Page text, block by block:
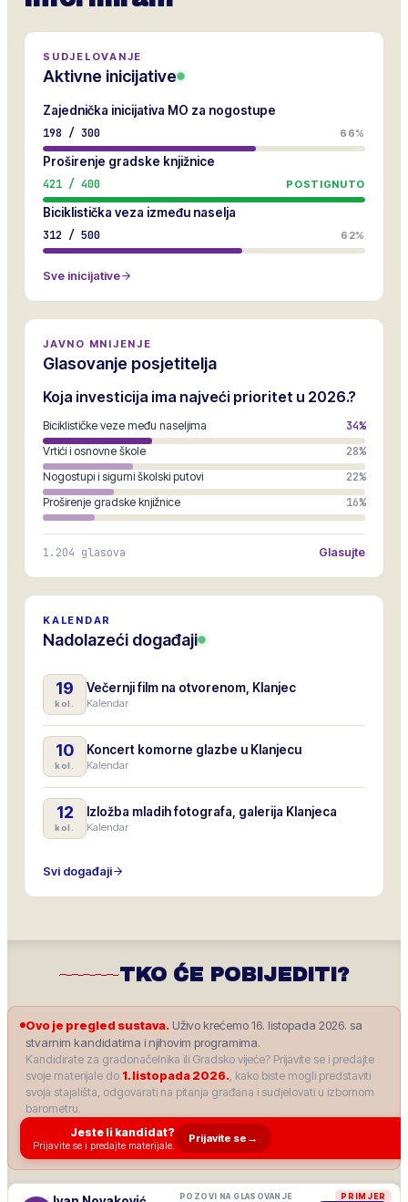
SUDJELOVANJE
Aktivne inicijative
Zajednička inicijativa MO za nogostupe
198 / 300 66%
Proširenje gradske knjižnice
421 / 400 POSTIGNUTO
Biciklistička veza između naselja
312 / 500 62%
Sve inicijative
JAVNO MNIJENJE
Glasovanje posjetitelja
Koja investicija ima najveći prioritet u 2026.?
Biciklističke veze među naseljima 34%
Vrtići i osnovne škole 28%
Nogostupi i sigurni školski putovi 22%
Proširenje gradske knjižnice 16%
1.204 glasova Glasujte
KALENDAR
Nadolazeći događaji
19
kol.
Večernji film na otvorenom, Klanjec
Kalendar
10
kol.
Koncert komorne glazbe u Klanjecu
Kalendar
12
kol.
Izložba mladih fotografa, galerija Klanjeca
Kalendar
Svi događaji
TKO ĆE POBIJEDITI?
Ovo je pregled sustava. Uživo krećemo 16. listopada 2026. sa
stvarnim kandidatima i njihovim programima.
Kandidirate za gradonačelnika ili Gradsko vijeće? Prijavite se i predajte
svoje materijale do 1. listopada 2026., kako biste mogli predstaviti
svoja stajališta, odgovarati na pitanja građana i sudjelovati u izbornom
barometru.
Jeste li kandidat?
Prijavite se i predajte materijale.
Prijavite se →
PRIMJER
POZOVI NA GLASOVANJE